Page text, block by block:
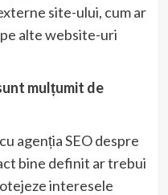
site-ului, cum ar
alte website-uri
mulțumit de
agenția SEO despre
bine definit ar trebui
interesele